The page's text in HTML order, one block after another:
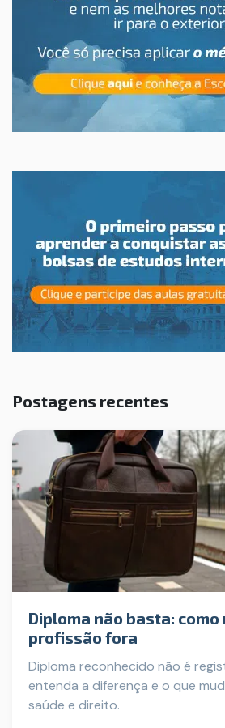
Postagens recentes
Diploma não basta:
profissão fora
Diploma reconhecido não é
entenda a diferença e o que
saúde e direito.